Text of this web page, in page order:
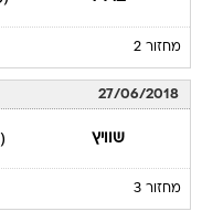
מחזור 2
27/06/2018
שוויץ (1)
מחזור 3